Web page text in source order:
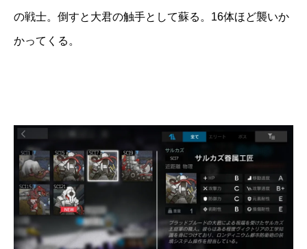
の戦士。倒すと大君の触手として蘇る。16体ほど襲いか
かってくる。